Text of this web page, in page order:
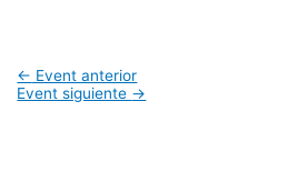
← Event anterior
Event siguiente →